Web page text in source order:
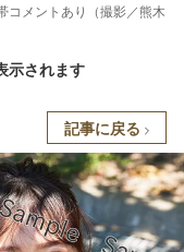
コメントあり（撮影／熊木
示されます
記事に戻る